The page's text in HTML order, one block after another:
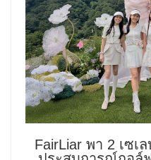
FairLiar พา 2 เซเ